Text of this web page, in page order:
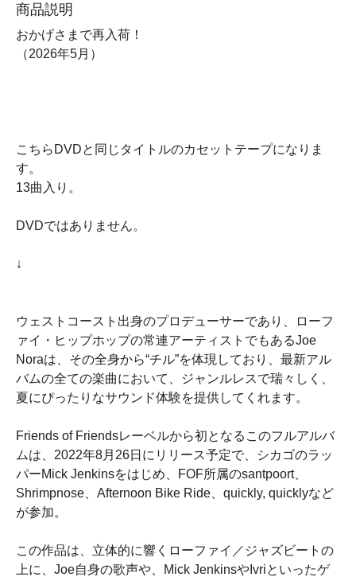
商品説明
おかげさまで再入荷！
（2026年5月）
こちらDVDと同じタイトルのカセットテープになりま
す。
13曲入り。
DVDではありません。
↓
ウェストコースト出身のプロデューサーであり、ローフ
ァイ・ヒップホップの常連アーティストでもあるJoe
Noraは、その全身から“チル”を体現しており、最新アル
バムの全ての楽曲において、ジャンルレスで瑞々しく、
夏にぴったりなサウンド体験を提供してくれます。
Friends of Friendsレーベルから初となるこのフルアルバ
ムは、2022年8月26日にリリース予定で、シカゴのラッ
パーMick Jenkinsをはじめ、FOF所属のsantpoort、
Shrimpnose、Afternoon Bike Ride、quickly, quicklyなど
が参加。
この作品は、立体的に響くローファイ／ジャズビートの
上に、Joe自身の歌声や、Mick JenkinsやIvriといったゲ